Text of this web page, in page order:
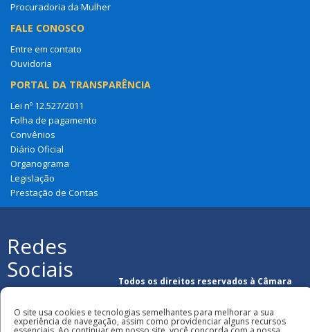
Procuradoria da Mulher
FALE CONOSCO
Entre em contato
Ouvidoria
PORTAL DA TRANSPARÊNCIA
Lei nº 12.527/2011
Folha de pagamento
Convênios
Diário Oficial
Organograma
Legislação
Prestação de Contas
Redes
Sociais
Todos os direitos reservados à Câmara
O site usa cookies e tecnologias semelhantes para melhorar a sua
experiência de navegação, assim como providenciar alguns recursos